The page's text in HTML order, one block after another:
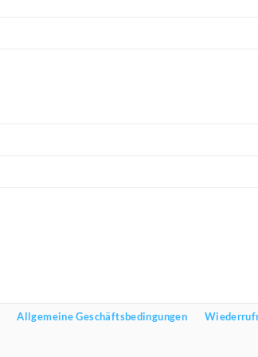
Allgemeine Geschäftsbedingungen